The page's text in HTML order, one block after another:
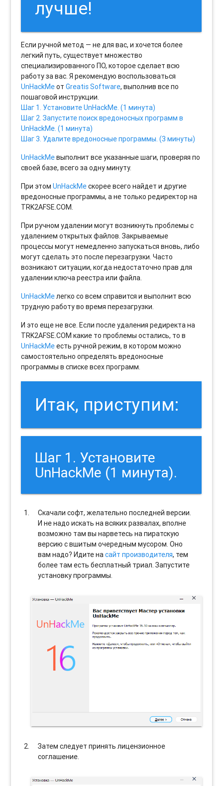
лучше!
Если ручной метод — не для вас, и хочется более
легкий путь, существует множество
специализированного ПО, которое сделает всю
работу за вас. Я рекомендую воспользоваться
UnHackMeотGreatis Software, выполнив все по
пошаговой инструкции.
Шаг 1. Установите UnHackMe. (1 минута)
Шаг 2. Запустите поиск вредоносных программ в
UnHackMe. (1 минута)
Шаг 3. Удалите вредоносные программы. (3 минуты)
UnHackMeвыполнит все указанные шаги, проверяя по
своей базе, всего за одну минуту.
При этомUnHackMeскорее всего найдет и другие
вредоносные программы, а не только редиректор на
TRK2AFSE.COM.
При ручном удалении могут возникнуть проблемы с
удалением открытых файлов. Закрываемые
процессы могут немедленно запускаться вновь, либо
могут сделать это после перезагрузки. Часто
возникают ситуации, когда недостаточно прав для
удалении ключа реестра или файла.
UnHackMeлегко со всем справится и выполнит всю
трудную работу во время перезагрузки.
И это еще не все. Если после удаления редиректа на
TRK2AFSE.COM какие то проблемы остались, то в
UnHackMeесть ручной режим, в котором можно
самостоятельно определять вредоносные
программы в списке всех программ.
Итак, приступим:
Шаг 1. Установите
UnHackMe (1 минута).
Скачали софт, желательно последней версии.
И не надо искать на всяких развалах, вполне
возможно там вы нарветесь на пиратскую
версию с вшитым очередным мусором. Оно
вам надо? Идите насайт производителя, тем
более там есть бесплатный триал. Запустите
установку программы.
Затем следует принять лицензионное
соглашение.